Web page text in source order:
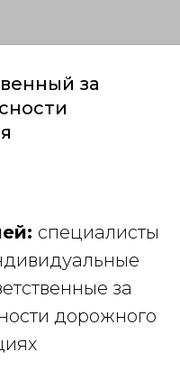
за
специалисты
за
дорожного